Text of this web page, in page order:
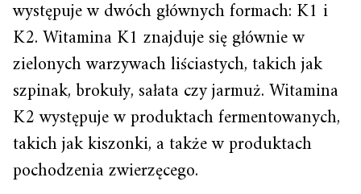
występuje w dwóch głównych formach: K1 i
K2. Witamina K1 znajduje się głównie w
zielonych warzywach liściastych, takich jak
szpinak, brokuły, sałata czy jarmuż. Witamina
K2 występuje w produktach fermentowanych,
takich jak kiszonki, a także w produktach
pochodzenia zwierzęcego.